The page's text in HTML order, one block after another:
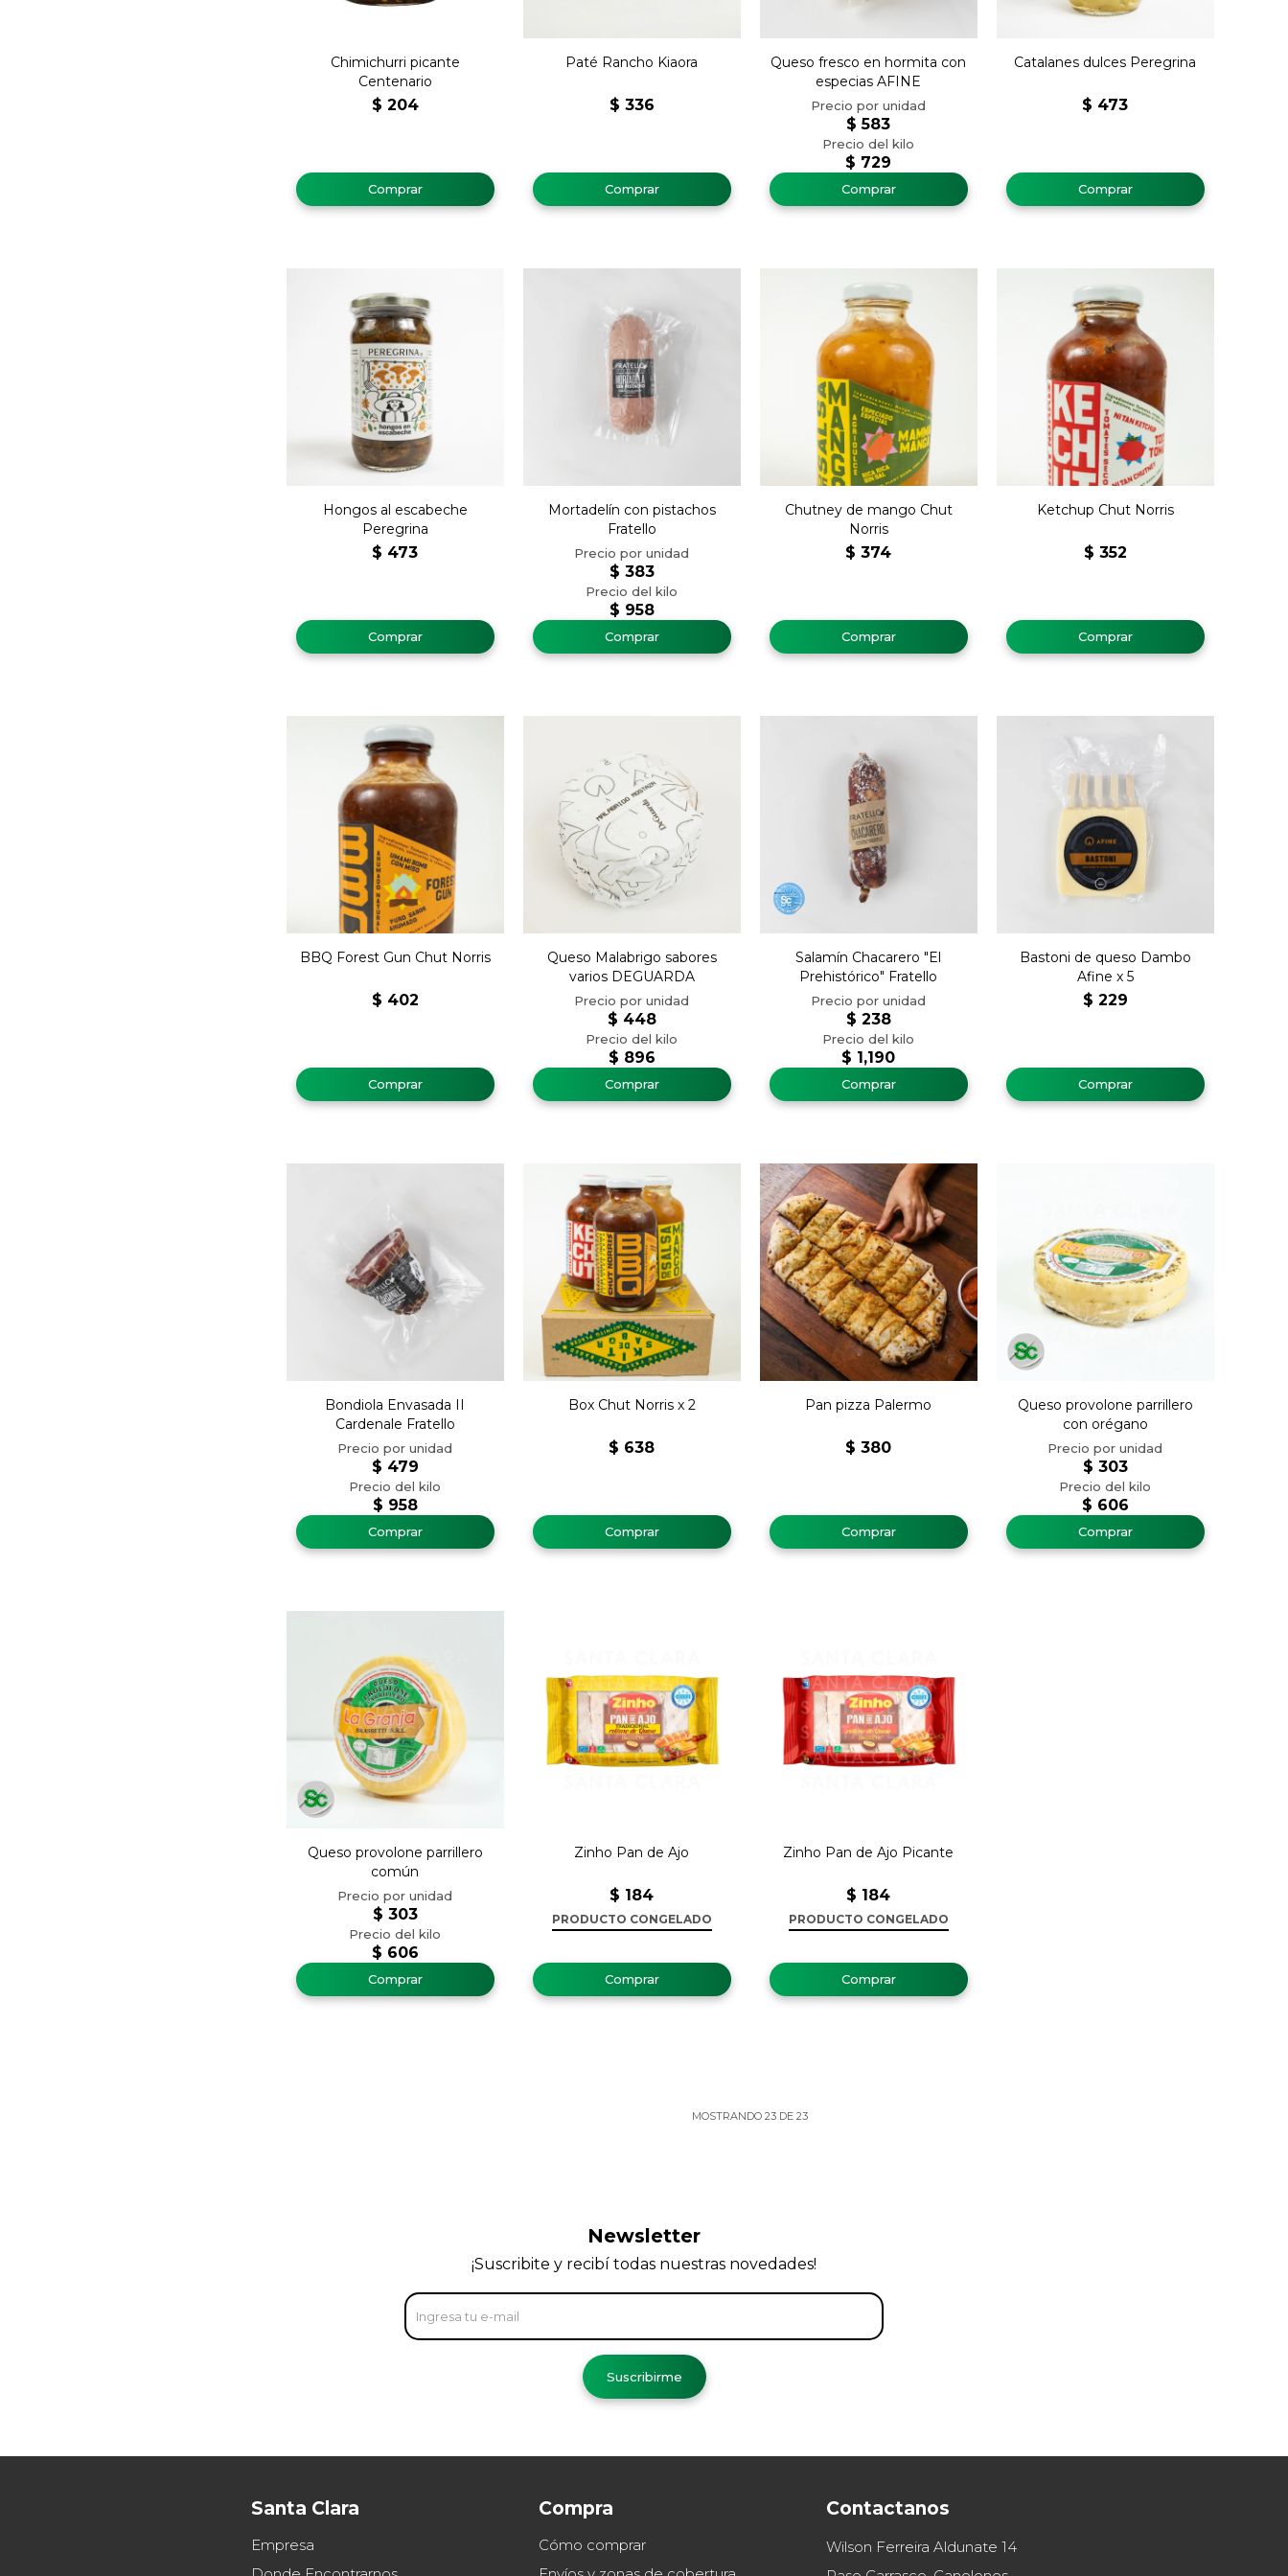
Chimichurri picante
Centenario
$ 204
Paté Rancho Kiaora
$ 336
Queso fresco en hormita con
especias AFINE
$ 729
$ 583
Catalanes dulces Peregrina
$ 473
Hongos al escabeche
Peregrina
$ 473
Mortadelín con pistachos
Fratello
$ 958
$ 383
Chutney de mango Chut
Norris
$ 374
Ketchup Chut Norris
$ 352
BBQ Forest Gun Chut Norris
$ 402
Queso Malabrigo sabores
varios DEGUARDA
$ 896
$ 448
Salamín Chacarero "El
Prehistórico" Fratello
$ 1,190
$ 238
Bastoni de queso Dambo
Afine x 5
$ 229
Bondiola Envasada II
Cardenale Fratello
$ 958
$ 479
Box Chut Norris x 2
$ 638
Pan pizza Palermo
$ 380
Queso provolone parrillero
con orégano
$ 606
$ 303
Queso provolone parrillero
común
$ 606
$ 303
Zinho Pan de Ajo
$ 184
PRODUCTO CONGELADO
Zinho Pan de Ajo Picante
$ 184
PRODUCTO CONGELADO
MOSTRANDO23 DE23
Santa Clara
Empresa
Compra
Cómo comprar
Contactanos
Wilson Ferreira Aldunate 14
Newsletter
¡Suscribite y recibí todas nuestras novedades!
Suscribirme